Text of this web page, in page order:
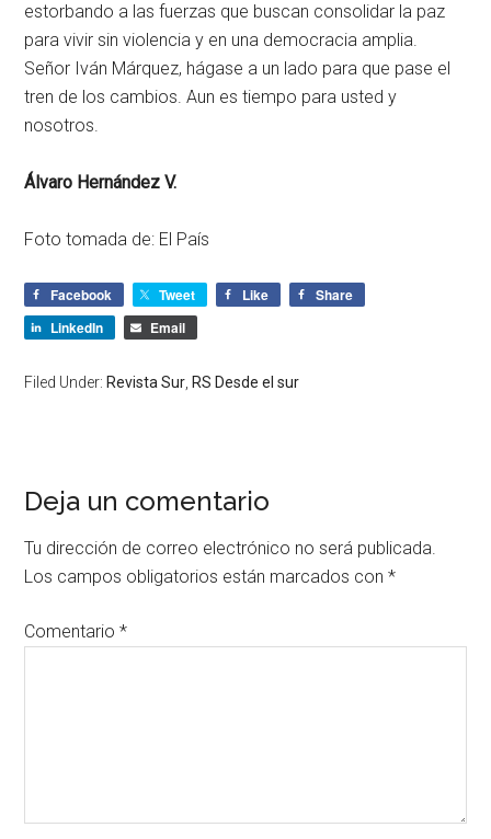
estorbando a las fuerzas que buscan consolidar la paz
para vivir sin violencia y en una democracia amplia.
Señor Iván Márquez, hágase a un lado para que pase el
tren de los cambios. Aun es tiempo para usted y
nosotros.
Álvaro Hernández V.
Foto tomada de: El País
Facebook Tweet Like
Share
LinkedIn
Email
Filed Under: Revista Sur RS Desde el sur
Deja un comentario
Tu dirección de correo electrónico no será publicada.
Los campos obligatorios están marcados con*
Comentario*